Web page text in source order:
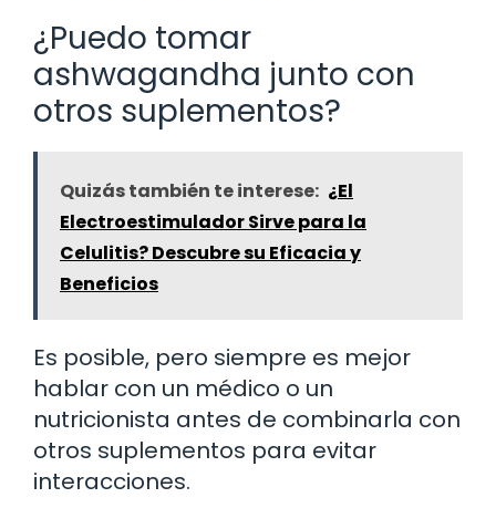
¿Puedo tomar
ashwagandha junto con
otros suplementos?
Quizás también te interese: ¿El
Electroestimulador Sirve para la
Celulitis? Descubre su Eficacia y
Beneficios
Es posible, pero siempre es mejor
hablar con un médico o un
nutricionista antes de combinarla con
otros suplementos para evitar
interacciones.